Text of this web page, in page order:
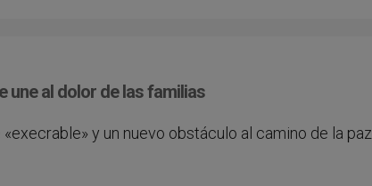
une al dolor de las familias
y un nuevo obstáculo al camino de la paz